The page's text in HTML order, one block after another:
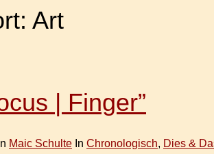
Art
| Finger”
Maic Schulte In Chronologisch, Dies &